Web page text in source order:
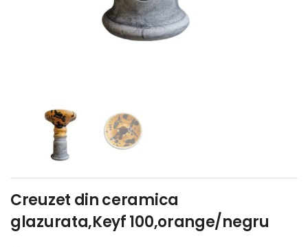
Creuzet din ceramica
glazurata,Keyf 100,orange/negru